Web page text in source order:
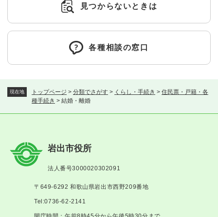
現在地 トップページ > 分類でさがす > くらし・手続き > 住民票・戸籍・各
種手続き > 結婚・離婚
見つからないときは
各種相談の窓口
岩出市役所
法人番号3000020302091
〒649-6292 和歌山県岩出市西野209番地
Tel:0736-62-2141